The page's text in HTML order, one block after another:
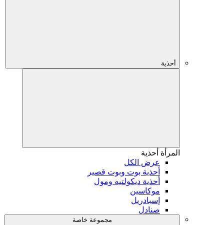
أحذية
المرأة أحذية
عرض الكل
أحذية بوت وبوت قصير
أحذية ديكولتيه ومول
موكاسين
إسبادريل
صنادل
مجموعة خاصة